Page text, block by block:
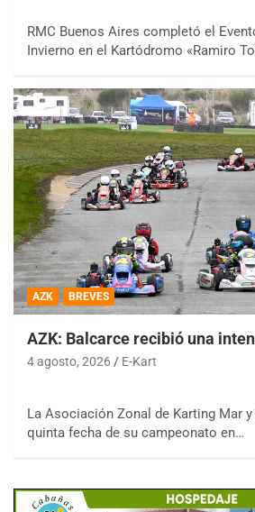
RMC Buenos Aires completó el
Invierno en el Kartódromo «Ramiro
AZK BREVES
AZK: Balcarce recibió una
4 agosto, 2026 E-Kart
La Asociación Zonal de Karting Mar
quinta fecha de su campeonato en…